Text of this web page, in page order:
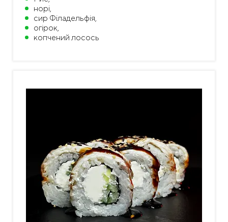
норі,
сир Філадельфія,
огірок,
копчений лосось